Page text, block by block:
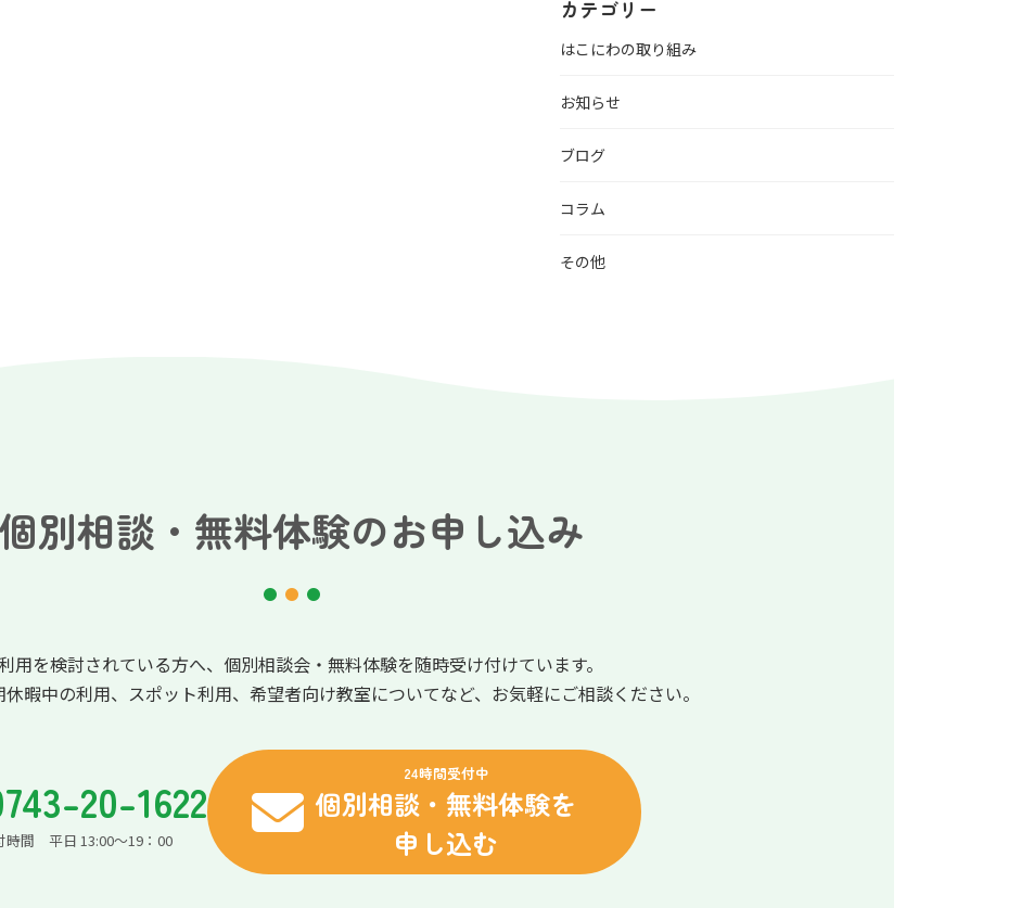
カテゴリー
はこにわの取り組み
お知らせ
ブログ
コラム
その他
個別相談・無料体験のお申し込み
用を検討されている方へ、個別相談会・無料体験を随時受け付けています。
暇中の利用、スポット利用、希望者向け教室についてなど、お気軽にご相談ください。
20-1622
時間 平日 13:00～19：00
個別相談・無料体験を
申し込む
24時間受付中